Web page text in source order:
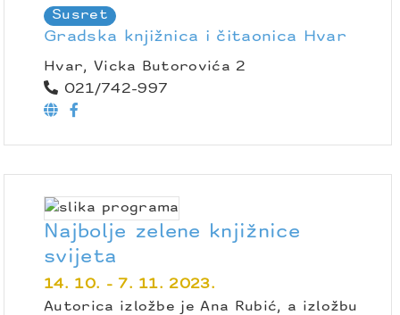
Susret
Gradska knjižnica i čitaonica Hvar
Hvar, Vicka Butorovića 2
021/742-997
Najbolje zelene knjižnice
svijeta
14. 10. - 7. 11. 2023.
Autorica izložbe je Ana Rubić, a izložbu